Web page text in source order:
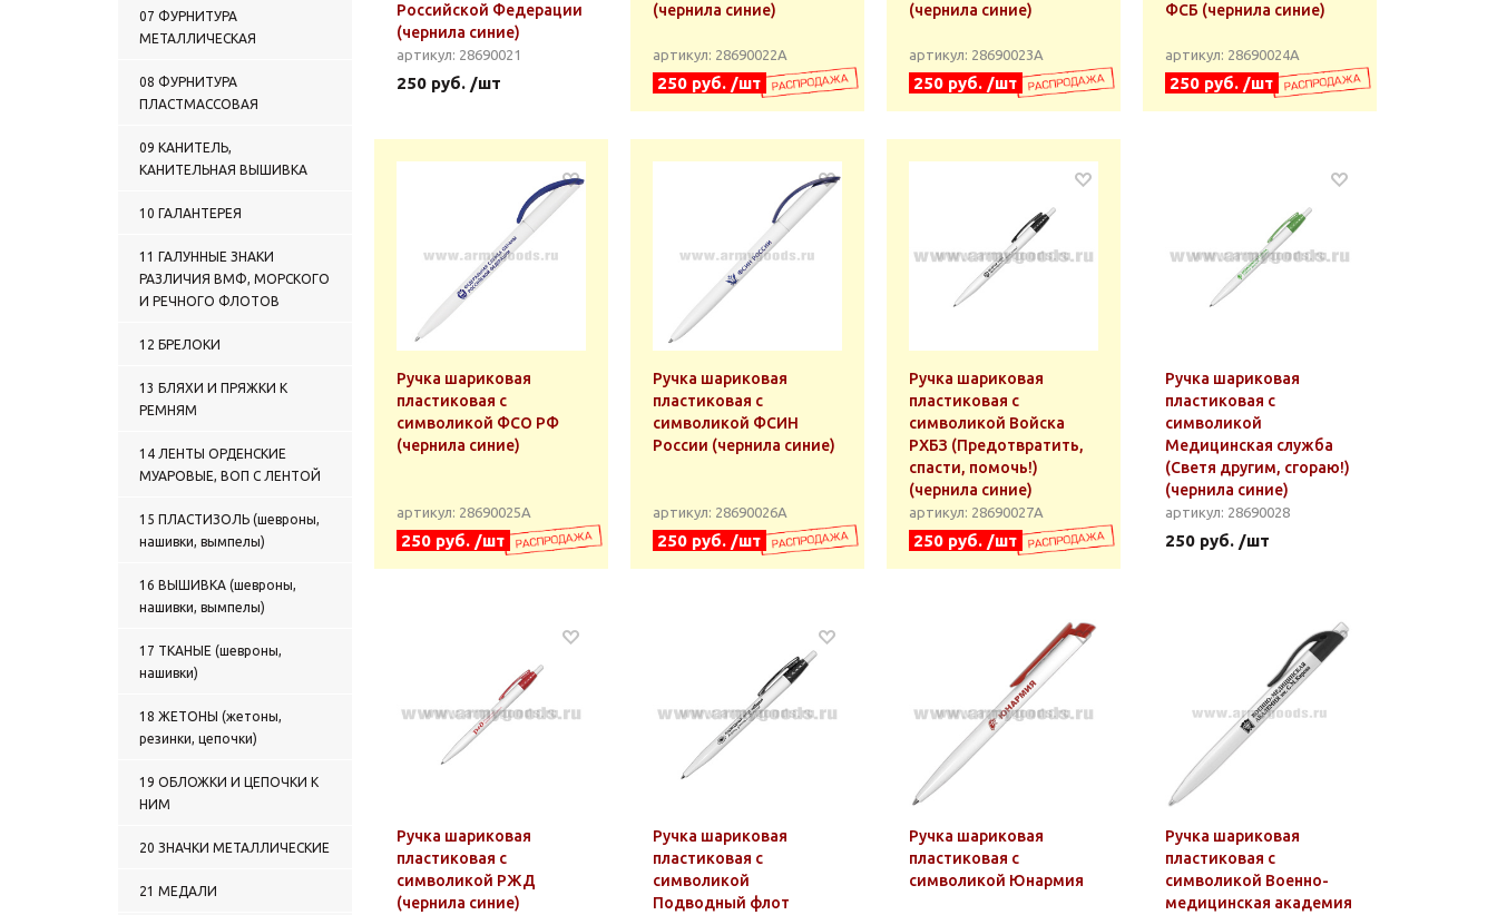
07 ФУРНИТУРА
МЕТАЛЛИЧЕСКАЯ
08 ФУРНИТУРА
ПЛАСТМАССОВАЯ
09 КАНИТЕЛЬ,
КАНИТЕЛЬНАЯ ВЫШИВКА
10 ГАЛАНТЕРЕЯ
11 ГАЛУННЫЕ ЗНАКИ
РАЗЛИЧИЯ ВМФ, МОРСКОГО
И РЕЧНОГО ФЛОТОВ
12 БРЕЛОКИ
13 БЛЯХИ И ПРЯЖКИ К
РЕМНЯМ
14 ЛЕНТЫ ОРДЕНСКИЕ
МУАРОВЫЕ, ВОП С ЛЕНТОЙ
15 ПЛАСТИЗОЛЬ (шевроны,
нашивки, вымпелы)
16 ВЫШИВКА (шевроны,
нашивки, вымпелы)
17 ТКАНЫЕ (шевроны,
нашивки)
18 ЖЕТОНЫ (жетоны,
резинки, цепочки)
19 ОБЛОЖКИ И ЦЕПОЧКИ К
НИМ
20 ЗНАЧКИ МЕТАЛЛИЧЕСКИЕ
21 МЕДАЛИ
Российской Федерации
(чернила синие)
артикул: 28690021
250 руб. /шт
(чернила синие)
артикул: 28690022А
250 руб. /шт
(чернила синие)
артикул: 28690023А
250 руб. /шт
ФСБ (чернила синие)
артикул: 28690024А
250 руб. /шт
Ручка шариковая
пластиковая с
символикой ФСО РФ
(чернила синие)
артикул: 28690025А
250 руб. /шт
Ручка шариковая
пластиковая с
символикой ФСИН
России (чернила синие)
артикул: 28690026А
250 руб. /шт
Ручка шариковая
пластиковая с
символикой Войска
РХБЗ (Предотвратить,
спасти, помочь!)
(чернила синие)
артикул: 28690027А
250 руб. /шт
Ручка шариковая
пластиковая с
символикой
Медицинская служба
(Светя другим, сгораю!)
(чернила синие)
артикул: 28690028
250 руб. /шт
Ручка шариковая
пластиковая с
символикой РЖД
(чернила синие)
Ручка шариковая
пластиковая с
символикой
Подводный флот
Ручка шариковая
пластиковая с
символикой Юнармия
Ручка шариковая
пластиковая с
символикой Военно-
медицинская академия